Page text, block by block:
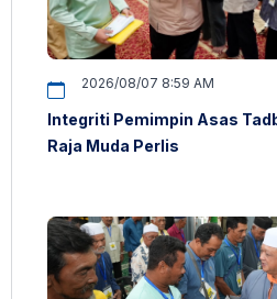
2026/08/07 8:59 AM
Integriti Pemimpin Asas
Raja Muda Perlis